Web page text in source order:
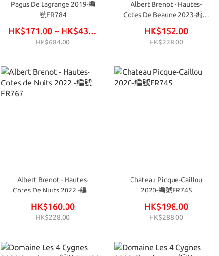
Pagus De Lagrange 2019-編
號FR784
HK$171.00 ~ HK$438.00
HK$684.00
Albert Brenot - Hautes-
Cotes De Beaune 2023-編號
HK$152.00
HK$228.00
Albert Brenot - Hautes-
Cotes De Nuits 2022 -編號
HK$160.00
HK$228.00
Chateau Picque-Caillou
2020-編號FR745
HK$198.00
HK$288.00